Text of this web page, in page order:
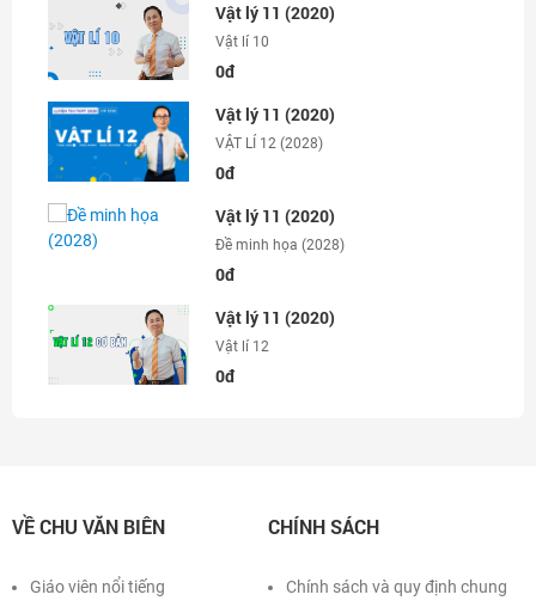
Vật lý 11 (2020)
Vật lí 10
0đ
Vật lý 11 (2020)
VẬT LÍ 12 (2028)
0đ
Vật lý 11 (2020)
Đề minh họa (2028)
0đ
Vật lý 11 (2020)
Vật lí 12
0đ
VỀ CHU VĂN BIÊN
Giáo viên nổi tiếng
CHÍNH SÁCH
Chính sách và quy định chung